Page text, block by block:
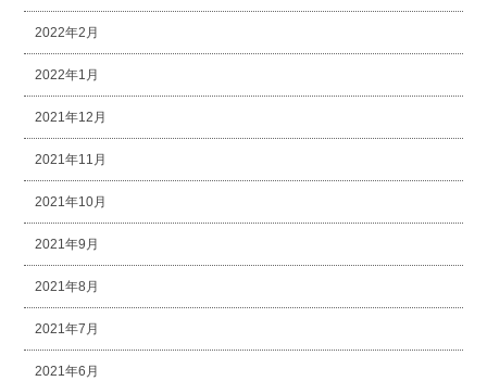
2022年2月
2022年1月
2021年12月
2021年11月
2021年10月
2021年9月
2021年8月
2021年7月
2021年6月